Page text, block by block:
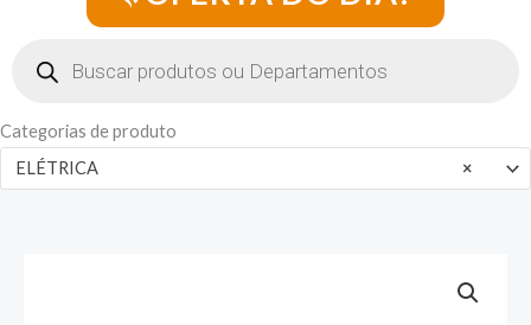
Categorias de produto
×
ELÉTRICA